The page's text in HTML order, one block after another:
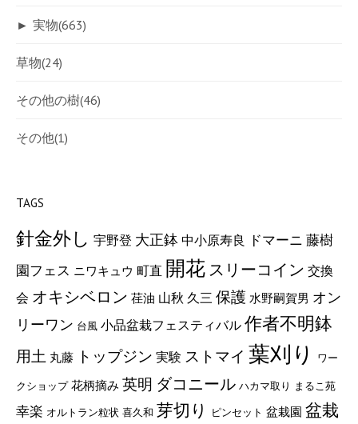
► 実物(663)
草物(24)
その他の樹(46)
その他(1)
TAGS
針金外し 宇野登 大正鉢 中小原寿良 ドマーニ 藤樹
園フェス ニワキュウ 町直 開花 スリーコイン 交換
会 オキシベロン 荏油 山秋 久三 保護 水野嗣賀男 オン
リーワン 台風 小品盆栽フェスティバル作者不明鉢
用土 丸藤 トップジン 実験 ストマイ 葉刈り
ワー
クショップ 花柄摘み 英明 ダコニール ハカマ取り まるこ苑
幸楽 オルトラン粒状 喜久和 芽切り ピンセット 盆栽園 盆栽